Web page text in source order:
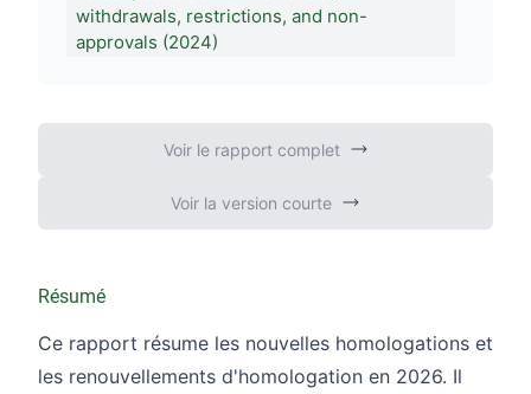
Voir le rapport complet
Voir la version courte
Résumé
Ce rapport résume les nouvelles homologations et
les renouvellements d'homologation en 2026. Il
withdrawals, restrictions, and non-
approvals (2024)